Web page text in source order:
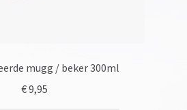
mugg / beker 300ml
€9,95